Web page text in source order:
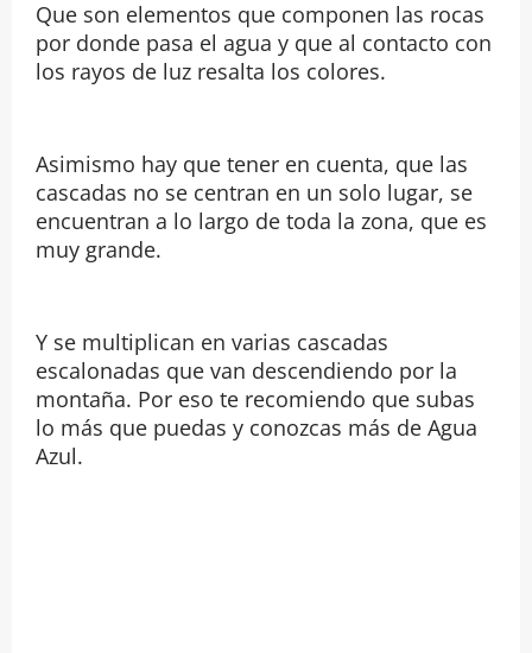
Que son elementos que componen las rocas
por donde pasa el agua y que al contacto con
los rayos de luz resalta los colores.
Asimismo hay que tener en cuenta, que las
cascadas no se centran en un solo lugar, se
encuentran a lo largo de toda la zona, que es
muy grande.
Y se multiplican en varias cascadas
escalonadas que van descendiendo por la
montaña. Por eso te recomiendo que subas
lo más que puedas y conozcas más de Agua
Azul.